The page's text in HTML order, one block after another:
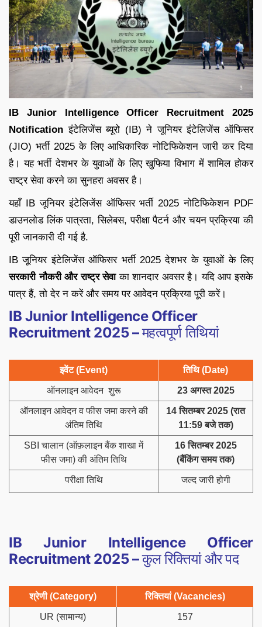
IB Junior Intelligence Officer Recruitment 2025
Notification इंटेलिजेंस ब्यूरो (IB) ने जूनियर इंटेलिजेंस ऑफिसर
(JIO) भर्ती 2025 के लिए आधिकारिक नोटिफिकेशन जारी कर दिया
है। यह भर्ती देशभर के युवाओं के लिए खुफिया विभाग में शामिल होकर
राष्ट्र सेवा करने का सुनहरा अवसर है।
यहाँ IB जूनियर इंटेलिजेंस ऑफिसर भर्ती 2025 नोटिफिकेशन PDF
डाउनलोड लिंक पात्रता, सिलेबस, परीक्षा पैटर्न और चयन प्रक्रिया की
पूरी जानकारी दी गई है.
IB जूनियर इंटेलिजेंस ऑफिसर भर्ती 2025 देशभर के युवाओं के लिए
सरकारी नौकरी और राष्ट्र सेवाका शानदार अवसर है। यदि आप इसके
पात्र हैं, तो देर न करें और समय पर आवेदन प्रक्रिया पूरी करें।
IB Junior Intelligence Officer
Recruitment 2025 –महत्वपूर्ण तिथियां
इवेंट (Event) तिथि (Date)
ऑनलाइन आवेदन शुरू 23 अगस्त 2025
ऑनलाइन आवेदन व फीस जमा करने की
अंतिम तिथि
14 सितम्बर 2025 (रात
11:59 बजे तक)
SBI चालान (ऑफ़लाइन बैंक शाखा में
फीस जमा) की अंतिम तिथि
16 सितम्बर 2025
(बैंकिंग समय तक)
परीक्षा तिथि जल्द जारी होगी
IB Junior Intelligence Officer
Recruitment 2025 –कुल रिक्तियां और पद
श्रेणी (Category) रिक्तियां (Vacancies)
UR (सामान्य) 157